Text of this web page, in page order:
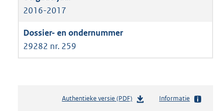
2016-2017
29282 nr. 259
Authentieke versie (PDF)b
Informatie